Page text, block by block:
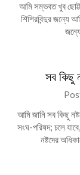
আমি সম্ভবত খুব
শিশিরবিন্দুর জন্যে
সব কিছু
আমি জানি সব কিছু
সংঘ-পরিষদ; চলে
নষ্টদের